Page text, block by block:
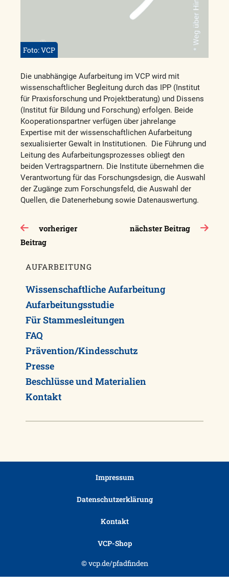
Foto: VCP
Die unabhängige Aufarbeitung im VCP wird mit
wissenschaftlicher Begleitung durch das IPP (Institut
für Praxisforschung und Projektberatung) und Dissens
(Institut für Bildung und Forschung) erfolgen. Beide
Kooperationspartner verfügen über jahrelange
Expertise mit der wissenschaftlichen Aufarbeitung
sexualisierter Gewalt in Institutionen. Die Führung und
Leitung des Aufarbeitungsprozesses obliegt den
beiden Vertragspartnern. Die Institute übernehmen die
Verantwortung für das Forschungsdesign, die Auswahl
der Zugänge zum Forschungsfeld, die Auswahl der
Quellen, die Datenerhebung sowie Datenauswertung.
Beitragsnavigation
vorheriger
Beitrag
nächster Beitrag
AUFARBEITUNG
Wissenschaftliche Aufarbeitung
Aufarbeitungsstudie
Für Stammesleitungen
FAQ
Prävention/Kindesschutz
Presse
Beschlüsse und Materialien
Kontakt
Impressum
Datenschutzerklärung
Kontakt
VCP-Shop
© vcp.de/pfadfinden